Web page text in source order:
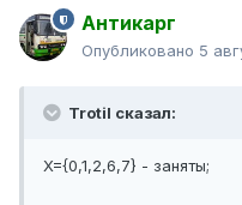
Антикарг
Опубликовано 5
Trotil сказал:
X={0,1,2,6,7} - заняты;